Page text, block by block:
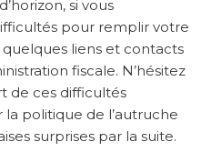
si vous
pour remplir votre
quelques liens et contacts
fiscale. N’hésitez
de ces difficultés
politique de l’autruche
surprises par la suite.